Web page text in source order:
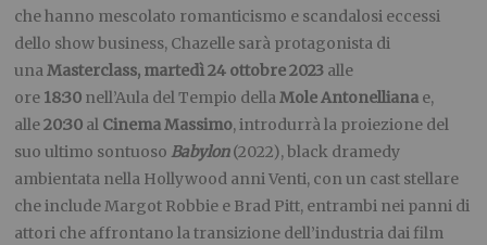
che hanno mescolato romanticismo e scandalosi eccessi
dello show business, Chazelle sarà protagonista di
unaMasterclass, martedì 24 ottobre 2023 alle
ore 18:30 nell’Aula del Tempio dellaMole Antonelliana e,
alle20:30 al Cinema Massimo, introdurrà la proiezione del
suo ultimo sontuosoBabylon(2022), black dramedy
ambientata nella Hollywood anni Venti, con un cast stellare
che include Margot Robbie e Brad Pitt, entrambi nei panni di
attori che affrontano la transizione dell’industria dai film